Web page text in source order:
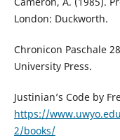
London: Duckworth.
Chronicon Paschale
University Press.
Justinian’s Code by
https://
2/books/